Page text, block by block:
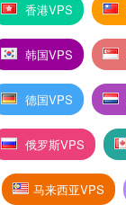
香港VPS
韩国VPS
德国VPS
俄罗斯VPS
马来西亚VPS